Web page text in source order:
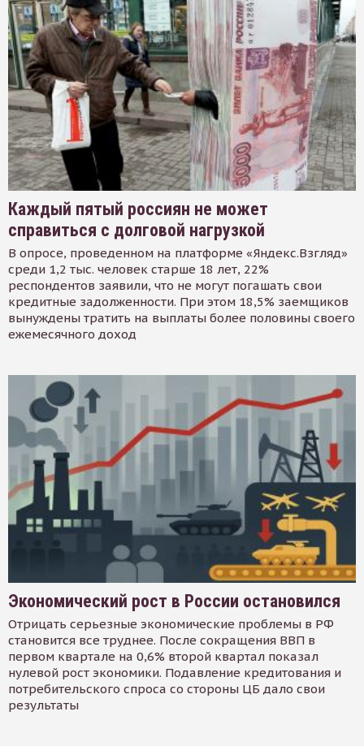
Каждый пятый россиян не может
справиться с долговой нагрузкой
В опросе, проведенном на платформе «Яндекс.Взгляд»
среди 1,2 тыс. человек старше 18 лет, 22%
респондентов заявили, что не могут погашать свои
кредитные задолженности. При этом 18,5% заемщиков
вынуждены тратить на выплаты более половины своего
ежемесячного доход
Экономический рост в России остановился
Отрицать серьезные экономические проблемы в РФ
становится все труднее. После сокращения ВВП в
первом квартале на 0,6% второй квартал показал
нулевой рост экономики. Подавление кредитования и
потребительского спроса со стороны ЦБ дало свои
результаты